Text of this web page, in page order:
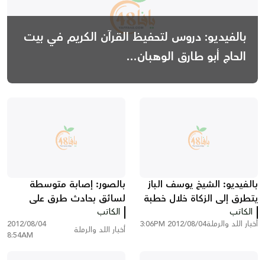
بالفيديو: دروس لتحفيظ القرآن الكريم في بيت
الحاج أبو طارق الوهبان...
بالفيديو: الشيخ يوسف الباز
يتطرق إلى الزكاة خلال خطبة
الجمعة
الكاتب
أخبار اللد والرملة2012/08/04 3:06PM
بالصور: إصابة متوسطة
لسائق بحادث طرق على
طريق يافا اللد بالقرب من
المطار
الكاتب
أخبار اللد والرملة
2012/08/04
8:54AM